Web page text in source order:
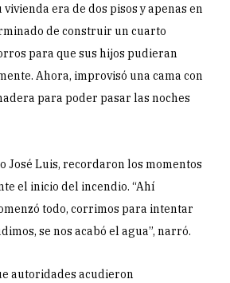
era de dos pisos y apenas en
de construir un cuarto
para que sus hijos pudieran
Ahora, improvisó una cama con
para poder pasar las noches
José Luis, recordaron los momentos
el inicio del incendio. “Ahí
todo, corrimos para intentar
se nos acabó el agua”, narró.
autoridades acudieron